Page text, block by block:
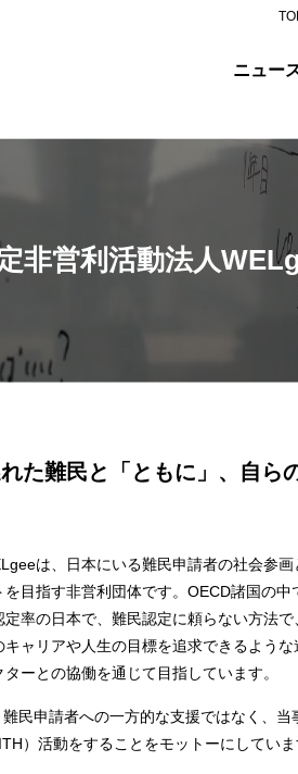
ニュー
非営利活動法人
れた難民と「ともに」、自
は、日本にいる難民申請者の社会参画
を目指す非営利団体です。OECD諸国の中
定率の日本で、難民認定に頼らない方法で
キャリアや人生の目標を追求できるような
ーとの協働を通じて目指しています。
民申請者への一方的な支援ではなく、当
）活動をすることをモットーにしていま